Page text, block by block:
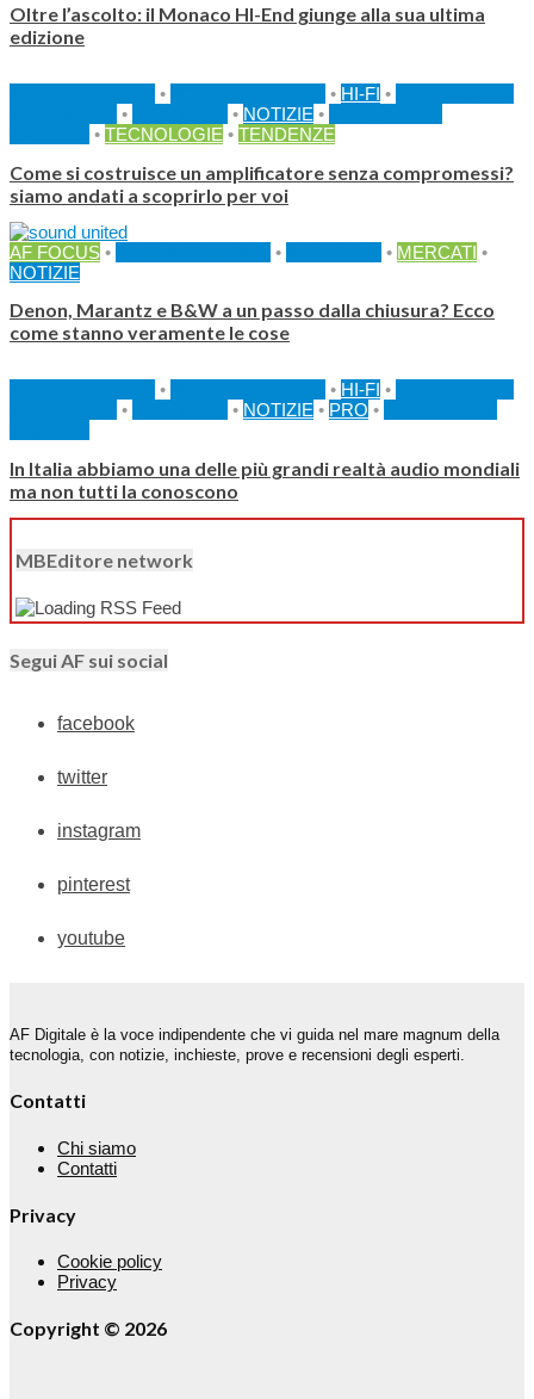
Oltre l’ascolto: il Monaco HI-End giunge alla sua ultima
edizione
• • HI-FI •
• • NOTIZIE •
• TECNOLOGIE • TENDENZE
Come si costruisce un amplificatore senza compromessi?
siamo andati a scoprirlo per voi
AF FOCUS • • • MERCATI •
NOTIZIE
Denon, Marantz e B&W a un passo dalla chiusura? Ecco
come stanno veramente le cose
• • HI-FI •
• • NOTIZIE • PRO •
In Italia abbiamo una delle più grandi realtà audio mondiali
ma non tutti la conoscono
MBEditore network
Segui AF sui social
facebook
twitter
instagram
pinterest
youtube
AF Digitale è la voce indipendente che vi guida nel mare magnum della
tecnologia, con notizie, inchieste, prove e recensioni degli esperti.
Contatti
Chi siamo
Contatti
Privacy
Cookie policy
Privacy
Copyright © 2026